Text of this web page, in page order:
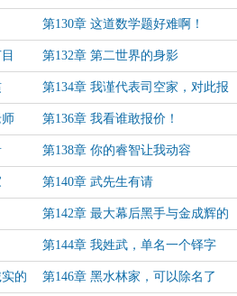
第130章 这道数学题好难啊！
第132章 第二世界的身影
第134章 我谨代表司空家，对此报
价
第136章 我看谁敢报价！
第138章 你的睿智让我动容
第140章 武先生有请
第142章 最大幕后黑手与金成辉的
绝境……
第144章 我姓武，单名一个铎字
的 第146章 黑水林家，可以除名了